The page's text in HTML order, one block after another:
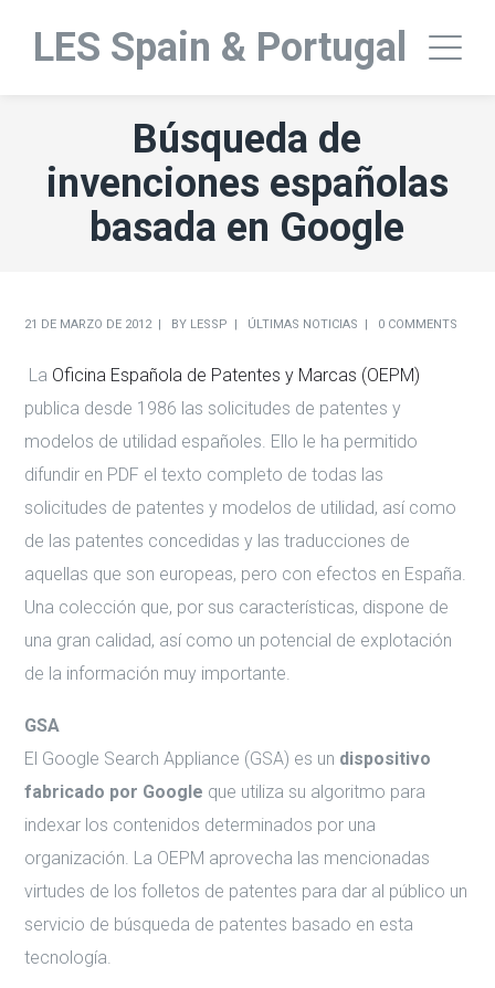
LES Spain & Portugal
Búsqueda de
invenciones españolas
basada en Google
21 DE MARZO DE 2012 BY LESSP ÚLTIMAS NOTICIAS 0 COMMENTS
La Oficina Española de Patentes y Marcas (OEPM)
publica desde 1986 las solicitudes de patentes y
modelos de utilidad españoles. Ello le ha permitido
difundir en PDF el texto completo de todas las
solicitudes de patentes y modelos de utilidad, así como
de las patentes concedidas y las traducciones de
aquellas que son europeas, pero con efectos en España.
Una colección que, por sus características, dispone de
una gran calidad, así como un potencial de explotación
de la información muy importante.
GSA
El Google Search Appliance (GSA) es un dispositivo
fabricado por Google que utiliza su algoritmo para
indexar los contenidos determinados por una
organización. La OEPM aprovecha las mencionadas
virtudes de los folletos de patentes para dar al público un
servicio de búsqueda de patentes basado en esta
tecnología.